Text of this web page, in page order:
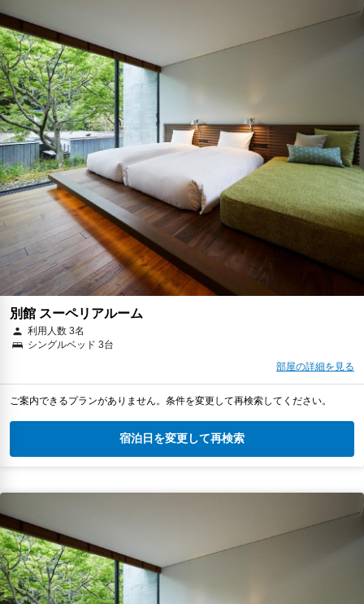
別館 スーペリアルーム
利用人数 3名
シングルベッド 3台
部屋の詳細を見る
ご案内できるプランがありません。条件を変更して再検索してください。
宿泊日を変更して再検索